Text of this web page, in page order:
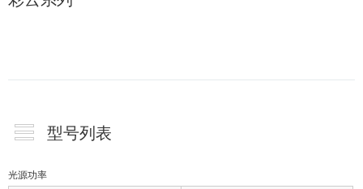
型号列表
光源功率